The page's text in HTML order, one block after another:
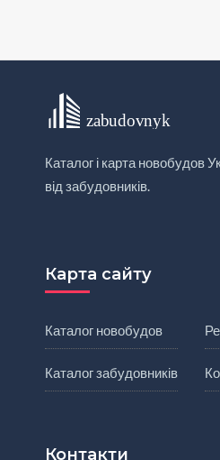
Каталог і карта новобудов
від забудовників.
Карта сайту
Каталог новобудов
Каталог забудовників
Контакти